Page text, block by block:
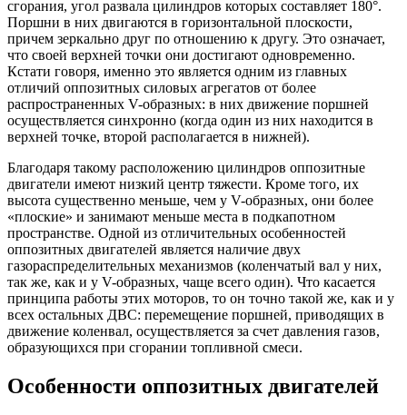
сгорания, угол развала цилиндров которых составляет 180°.
Поршни в них двигаются в горизонтальной плоскости,
причем зеркально друг по отношению к другу. Это означает,
что своей верхней точки они достигают одновременно.
Кстати говоря, именно это является одним из главных
отличий оппозитных силовых агрегатов от более
распространенных V-образных: в них движение поршней
осуществляется синхронно (когда один из них находится в
верхней точке, второй располагается в нижней).
Благодаря такому расположению цилиндров оппозитные
двигатели имеют низкий центр тяжести. Кроме того, их
высота существенно меньше, чем у V-образных, они более
«плоские» и занимают меньше места в подкапотном
пространстве. Одной из отличительных особенностей
оппозитных двигателей является наличие двух
газораспределительных механизмов (коленчатый вал у них,
так же, как и у V-образных, чаще всего один). Что касается
принципа работы этих моторов, то он точно такой же, как и у
всех остальных ДВС: перемещение поршней, приводящих в
движение коленвал, осуществляется за счет давления газов,
образующихся при сгорании топливной смеси.
Особенности оппозитных двигателей